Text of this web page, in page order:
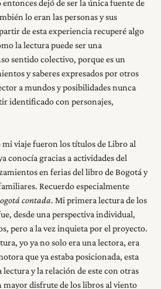
dejó de ser la única fuente de
lo eran las personas y sus
de esta experiencia recuperé algo
la lectura puede ser una
sentido colectivo, porque es un
y saberes expresados por otros
a mundos y posibilidades nunca
identificado con personajes,
mi viaje fueron los títulos de Libro al
conocía gracias a actividades del
en ferias del libro de Bogotá y
Recuerdo especialmente
contada. Mi primera lectura de los
desde una perspectiva individual,
pero a la vez inquieta por el proyecto.
yo ya no solo era una lectora, era
que ya estaba posicionada, esta
lectura y la relación de este con otras
mayor disfrute de los libros al viento